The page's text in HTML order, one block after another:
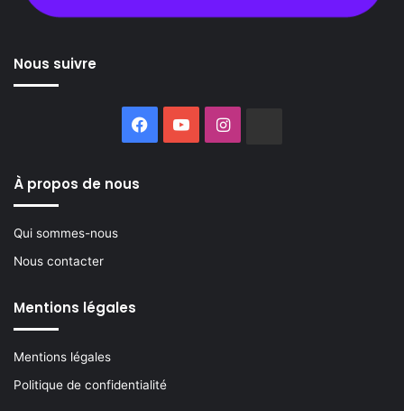
Nous suivre
Facebook
YouTubeInstagram
À propos de nous
Qui sommes-nous
Nous contacter
Mentions légales
Mentions légales
Politique de confidentialité